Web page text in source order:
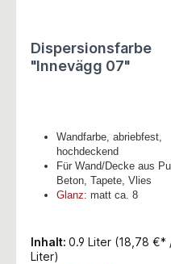
Dispersionsfarbe
"Innevägg 07"
Wandfarbe, abriebfest,
hochdeckend
Für Wand/Decke aus
Beton, Tapete, Vlies
Glanz: matt ca. 8
Inhalt: 0.9 Liter (18,78 €*
Liter)